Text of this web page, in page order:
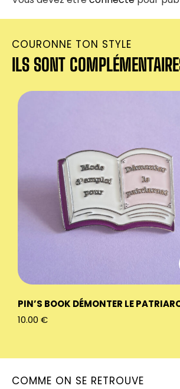
COURONNE TON STYLE
ILS SONT
PIN’S BOOK DÉMONTER LE
10.00 €
COMME ON SE RETROUVE